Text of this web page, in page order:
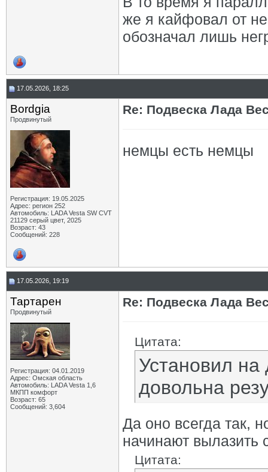
же я кайфовал от
обозначал лишь
17.05.2026, 18:25
Bordgia
Продвинутый
Регистрация: 19.05.2025
Адрес: регион 252
Автомобиль: LADA Vesta SW CVT
21129 серый цвет, 2025
Возраст: 43
Сообщений: 228
Re: Подвеска Лада
немцы есть немцы
17.05.2026, 19:19
Тартарен
Продвинутый
Регистрация: 04.01.2019
Адрес: Омская область
Автомобиль: LADA Vesta 1,6
МКПП комфорт
Возраст: 65
Сообщений: 3,604
Re: Подвеска Лада
Цитата:
Установил
довольна
Да оно всегда так,
начинают вылазить
Цитата: